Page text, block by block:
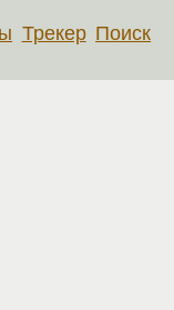
Трекер Поиск